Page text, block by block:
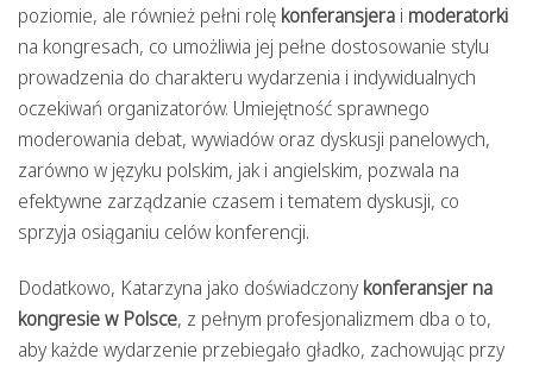
poziomie, ale również pełni rolę konferansjera i moderatorki
na kongresach, co umożliwia jej pełne dostosowanie stylu
prowadzenia do charakteru wydarzenia i indywidualnych
oczekiwań organizatorów. Umiejętność sprawnego
moderowania debat, wywiadów oraz dyskusji panelowych,
zarówno w języku polskim, jak i angielskim, pozwala na
efektywne zarządzanie czasem i tematem dyskusji, co
sprzyja osiąganiu celów konferencji.
Dodatkowo, Katarzyna jako doświadczony konferansjer na
kongresie w Polsce, z pełnym profesjonalizmem dba o to,
aby każde wydarzenie przebiegało gładko, zachowując przy